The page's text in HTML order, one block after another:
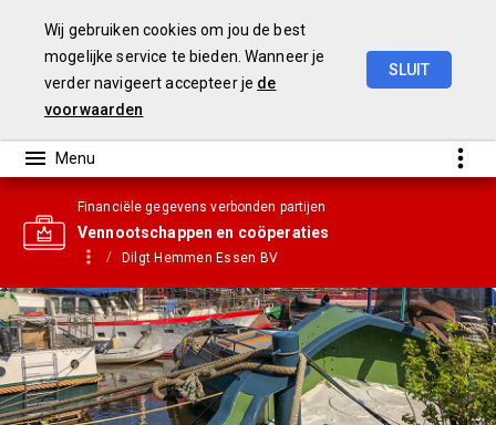
Financiële gegevens verbonden partijen
Vennootschappen en coöperaties
Dilgt Hemmen Essen BV
Wij gebruiken cookies om jou de best
mogelijke service te bieden. Wanneer je
verder navigeert accepteer je de
voorwaarden
SLUIT